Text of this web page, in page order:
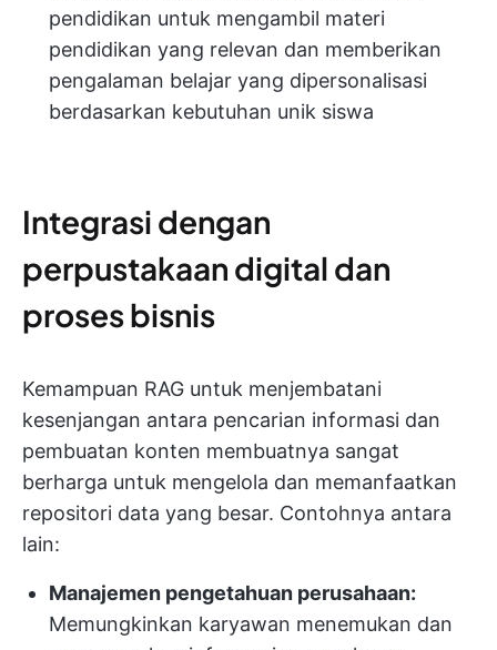
pendidikan untuk mengambil materi
pendidikan yang relevan dan memberikan
pengalaman belajar yang dipersonalisasi
berdasarkan kebutuhan unik siswa
Integrasi dengan
perpustakaan digital dan
proses bisnis
Kemampuan RAG untuk menjembatani
kesenjangan antara pencarian informasi dan
pembuatan konten membuatnya sangat
berharga untuk mengelola dan memanfaatkan
repositori data yang besar. Contohnya antara
lain:
Manajemen pengetahuan perusahaan:
Memungkinkan karyawan menemukan dan